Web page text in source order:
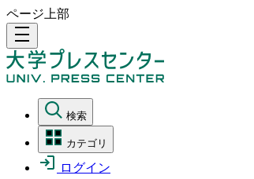
ページ上部
density_medium
検索
カテゴリ
ログイン